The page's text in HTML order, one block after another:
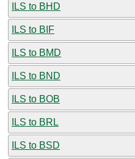
ILS to BHD
ILS to BIF
ILS to BMD
ILS to BND
ILS to BOB
ILS to BRL
ILS to BSD